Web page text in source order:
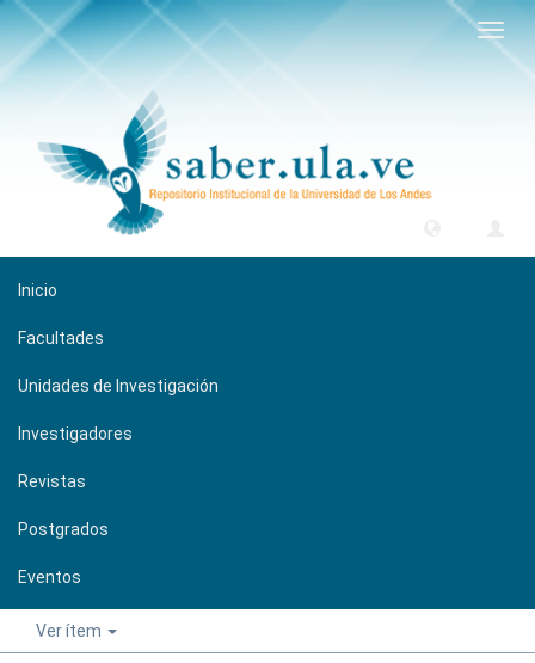
Inicio
Facultades
Unidades de Investigación
Investigadores
Revistas
Postgrados
Eventos
Ver ítem